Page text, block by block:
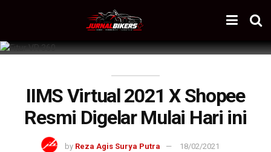
IIMS Virtual 2021 X Shopee
Resmi Digelar Mulai Hari ini
by Reza Agis Surya Putra 18/02/2021